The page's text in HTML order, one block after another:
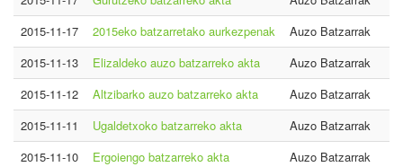
2015-11-17
2015eko batzarretako aurkezpenak
Auzo Batzarrak
2015-11-13
Elizaldeko auzo batzarreko akta
Auzo Batzarrak
2015-11-12
Altzibarko auzo batzarreko akta
Auzo Batzarrak
2015-11-11
Ugaldetxoko batzarreko akta
Auzo Batzarrak
2015-11-10
Ergoiengo batzarreko akta
Auzo Batzarrak